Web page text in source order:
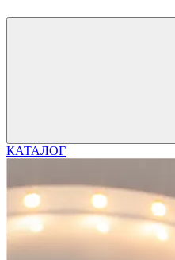
КАТАЛОГ